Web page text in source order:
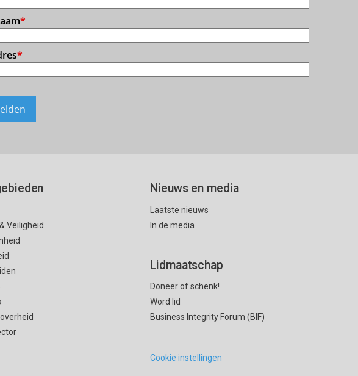
Veiligheid
Nieuws en media
Laatste nieuws
In de media
Lidmaatschap
Doneer of schenk!
Word lid
Business Integrity Forum (BIF)
Cookie instellingen